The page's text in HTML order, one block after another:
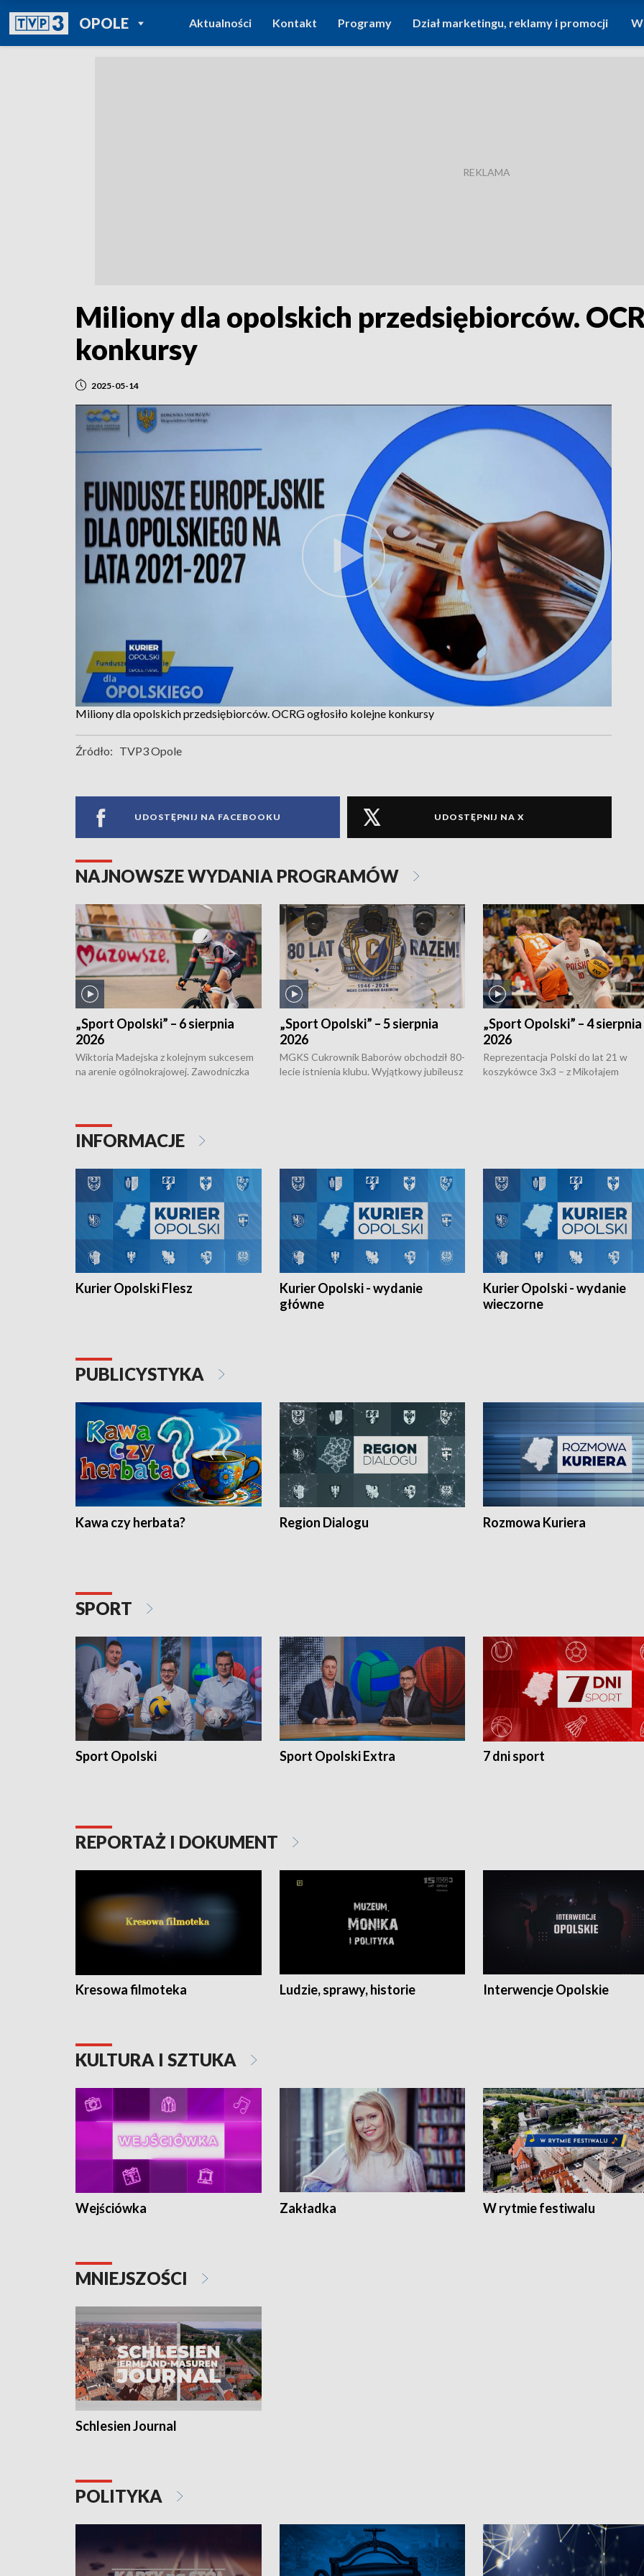
OPOLEPOWRÓT DO
TVP REGIONY
Aktualności Kontakt Programy Dział marketingu, reklamy i promocji
Miliony dla opolskich przedsiębiorców.
konkursy
2025-05-14
Miliony dla opolskich przedsiębiorców. OCRG ogłosiło kolejne konkursy
Źródło: TVP3 Opole
UDOSTĘPNIJ NA FACEBOOKU UDOSTĘPNIJ NA X
NAJNOWSZE WYDANIA PROGRAMÓW
„Sport Opolski” – 6 sierpnia
2026
Wiktoria Madejska z kolejnym sukcesem
na arenie ogólnokrajowej. Zawodniczka
torowym.
„Sport Opolski” – 5 sierpnia
2026
MGKS Cukrownik Baborów obchodził 80-
lecie istnienia klubu. Wyjątkowy jubileusz
„Sport Opolski” – 4 sierpnia
2026
Reprezentacja Polski do lat 21 w
koszykówce 3x3 – z Mikołajem
INFORMACJE
Kurier Opolski Flesz
Kurier Opolski - wydanie
główne
Kurier Opolski - wydanie
wieczorne
PUBLICYSTYKA
Kawa czy herbata? Region Dialogu Rozmowa Kuriera
SPORT
Sport Opolski Sport Opolski Extra 7 dni sport
REPORTAŻ I DOKUMENT
Kresowa filmoteka Ludzie, sprawy, historie Interwencje Opolskie
KULTURA I SZTUKA
Wejściówka Zakładka W rytmie festiwalu
MNIEJSZOŚCI
Schlesien Journal
POLITYKA